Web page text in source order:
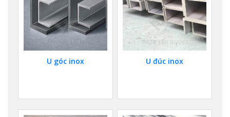
U góc inox U đúc inox